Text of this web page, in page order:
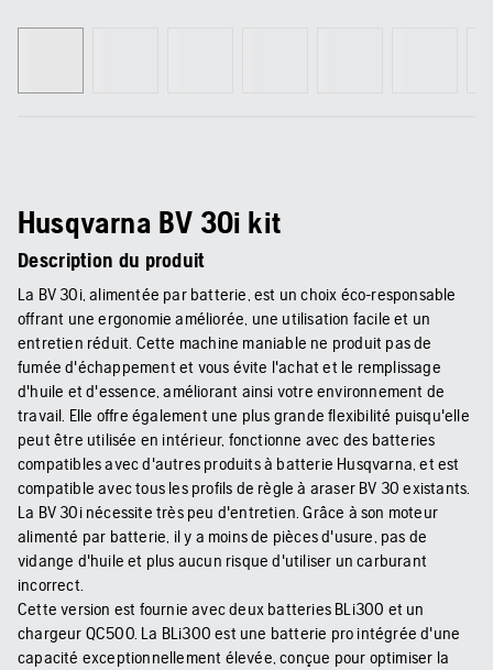
Husqvarna BV 30i kit
Description du produit
La BV 30i, alimentée par batterie, est un choix éco-responsable
offrant une ergonomie améliorée, une utilisation facile et un
entretien réduit. Cette machine maniable ne produit pas de
fumée d'échappement et vous évite l'achat et le remplissage
d'huile et d'essence, améliorant ainsi votre environnement de
travail. Elle offre également une plus grande flexibilité puisqu'elle
peut être utilisée en intérieur, fonctionne avec des batteries
compatibles avec d'autres produits à batterie Husqvarna, et est
compatible avec tous les profils de règle à araser BV 30 existants.
La BV 30i nécessite très peu d'entretien. Grâce à son moteur
alimenté par batterie, il y a moins de pièces d'usure, pas de
vidange d'huile et plus aucun risque d'utiliser un carburant
incorrect.
Cette version est fournie avec deux batteries BLi300 et un
chargeur QC500. La BLi300 est une batterie pro intégrée d'une
capacité exceptionnellement élevée, conçue pour optimiser la